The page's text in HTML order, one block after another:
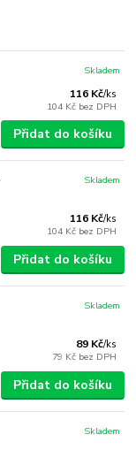
116 Kč/ks
104 Kč bez DPH
Skladem
Přidat do košíku
116 Kč/ks
104 Kč bez DPH
Skladem
Přidat do košíku
89 Kč/ks
79 Kč bez DPH
Skladem
Přidat do košíku
Skladem